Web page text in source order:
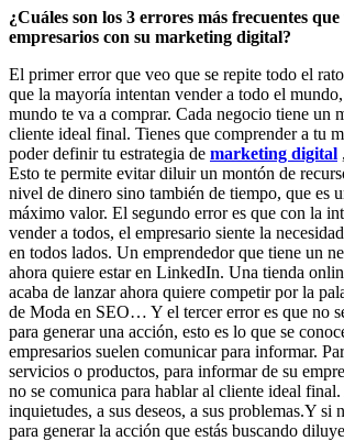
¿Cuáles son los 3 errores más frecuentes que
empresarios con su marketing digital?
El primer error que veo que se repite todo el
que la mayoría intentan vender a todo el
mundo te va a comprar. Cada negocio tiene un
cliente ideal final. Tienes que comprender a tu
poder definir tu estrategia de marketing digital
Esto te permite evitar diluir un montón de
nivel de dinero sino también de tiempo, que es
máximo valor. El segundo error es que con la
vender a todos, el empresario siente la
en todos lados. Un emprendedor que tiene un
ahora quiere estar en LinkedIn. Una tienda
acaba de lanzar ahora quiere competir por la
de Moda en SEO… Y el tercer error es que no
para generar una acción, esto es lo que se
empresarios suelen comunicar para informar.
servicios o productos, para informar de su
no se comunica para hablar al cliente ideal final.
inquietudes, a sus deseos, a sus problemas.Y si
para generar la acción que estás buscando